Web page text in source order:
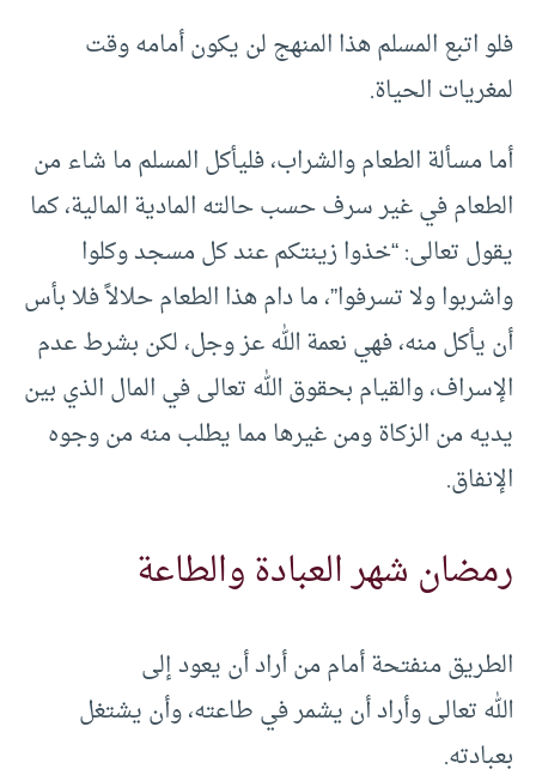
فلو اتبع المسلم هذا المنهج لن يكون أمامه وقت
لمغريات الحياة.
أما مسألة الطعام والشراب، فليأكل المسلم ما شاء من
الطعام في غير سرف حسب حالته المادية المالية، كما
يقول تعالى: “خذوا زينتكم عند كل مسجد وكلوا
واشربوا ولا تسرفوا”، ما دام هذا الطعام حلالاً فلا بأس
أن يأكل منه، فهي نعمة الله عز وجل، لكن بشرط عدم
الإسراف، والقيام بحقوق الله تعالى في المال الذي بين
يديه من الزكاة ومن غيرها مما يطلب منه من وجوه
الإنفاق.
رمضان شهر العبادة والطاعة
الطريق منفتحة أمام من أراد أن يعود إلى
الله تعالى وأراد أن يشمر في طاعته، وأن يشتغل
بعبادته.